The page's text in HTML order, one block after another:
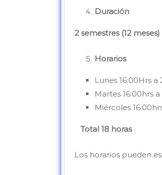
Duración
2 semestres (12 meses)
Horarios
Lunes 16:00Hrs
Martes 16:00hrs
Miércoles
Total 18 horas
Los horarios pueden